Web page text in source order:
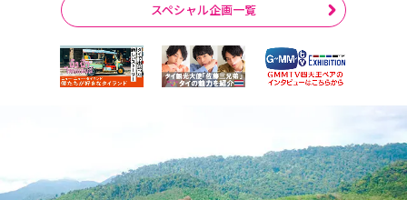
スペシャル企画一覧